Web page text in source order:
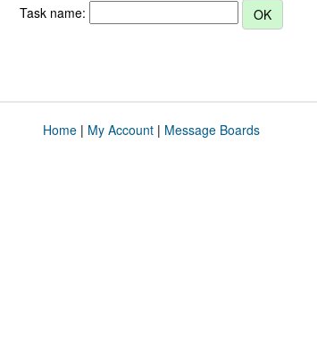
Task name:
Home| My Account| Message Boards